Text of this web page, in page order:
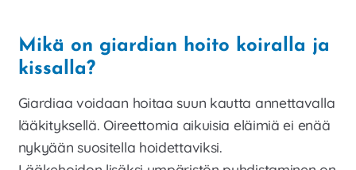
Mikä on giardian hoito koiralla ja
kissalla?
Giardiaa voidaan hoitaa suun kautta annettavalla
lääkityksellä. Oireettomia aikuisia eläimiä ei enää
nykyään suositella hoidettaviksi.